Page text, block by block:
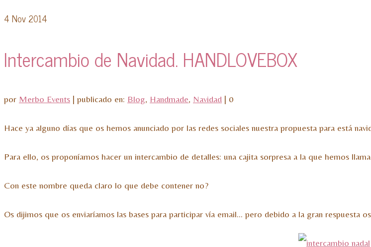
4 Nov 2014
Intercambio de Navidad. HANDLOVEBOX
por Merbo Events | publicado en: Blog, Handmade, Navidad | 0
Hace ya alguno días que os hemos anunciado por las redes sociales nuestra propuesta para está
Para ello, os proponíamos hacer un intercambio de detalles: una cajita sorpresa a la que hemos
Con este nombre queda claro lo que debe contener no?
Os dijimos que os enviaríamos las bases para participar vía email… pero debido a la gran respuesta